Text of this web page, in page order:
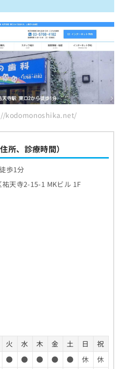
kodomonoshika.net/
所、診療時間）
歩1分
天寺2-15-1 MKビル 1F
火 水 木 金 土 日
祝
● ● ● ● ● 休
休